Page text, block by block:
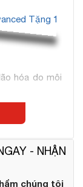
hóa do môi
- NHẬN
chúng tôi